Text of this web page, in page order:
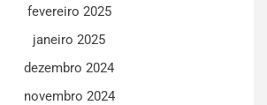
fevereiro 2025
janeiro 2025
dezembro 2024
novembro 2024